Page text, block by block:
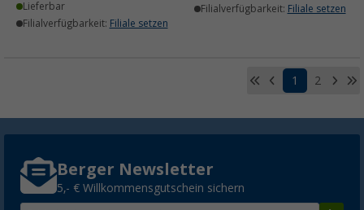
Lieferbar
Filialverfügbarkeit: Filiale setzen
Filialverfügbarkeit: Filiale setzen
1 2
Berger Newsletter
5,- € Willkommensgutschein sichern